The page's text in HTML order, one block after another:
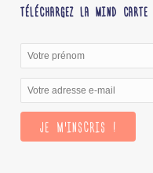
TÉLÉCHARGEZ LA MIND